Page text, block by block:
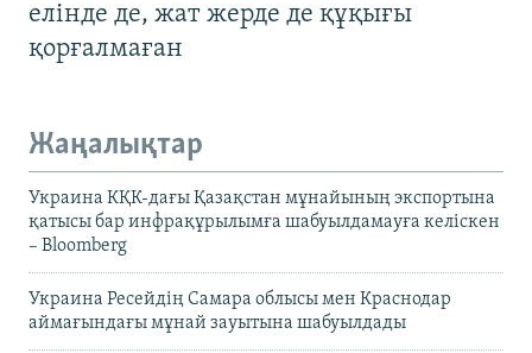
елінде де, жат жерде де құқығы
қорғалмаған
Жаңалықтар
Украина КҚК-дағы Қазақстан мұнайының экспортына
қатысы бар инфрақұрылымға шабуылдамауға келіскен
– Bloomberg
Украина Ресейдің Самара облысы мен Краснодар
аймағындағы мұнай зауытына шабуылдады